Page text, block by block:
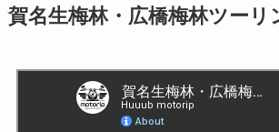
賀名生梅林・広橋梅林ツーリ